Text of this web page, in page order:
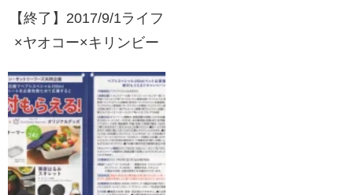
【終了】2017/9/1ライフ
×ヤオコー×キリンビー
大感謝祭！